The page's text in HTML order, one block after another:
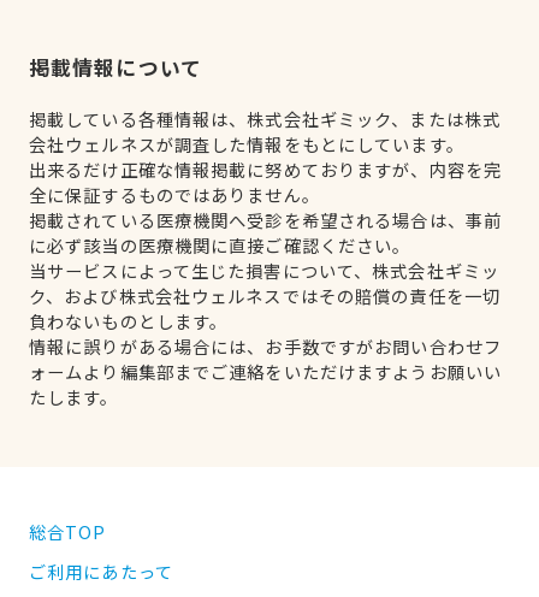
掲載情報について
掲載している各種情報は、株式会社ギミック、または株式
会社ウェルネスが調査した情報をもとにしています。
出来るだけ正確な情報掲載に努めておりますが、内容を完
全に保証するものではありません。
掲載されている医療機関へ受診を希望される場合は、事前
に必ず該当の医療機関に直接ご確認ください。
当サービスによって生じた損害について、株式会社ギミッ
ク、および株式会社ウェルネスではその賠償の責任を一切
負わないものとします。
情報に誤りがある場合には、お手数ですがお問い合わせフ
ォームより編集部までご連絡をいただけますようお願いい
たします。
総合TOP
ご利用にあたって